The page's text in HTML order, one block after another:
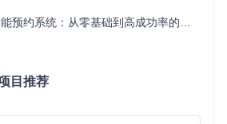
或服务器，无需专业技术背景。系统提
台账号信息，支持批量导入功能
约时间段、优先级和偏好区域
约系统：从零基础到高成功率的完整指南
目推荐